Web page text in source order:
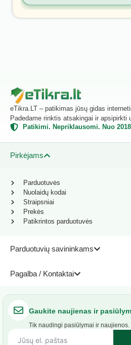
eTikra.LT – patikimas jūsų gidas
Padedame rinktis atsakingai ir apsipirkti
Patikimi. Nepriklausomi. Nuo
Pirkėjams
Parduotuvių savininkams
Pagalba / Kontaktai
Parduotuvės
Nuolaidų kodai
Straipsniai
Prekės
Patikrintos parduotuvės
Gaukite naujienas ir
Tik naudingi pasiūlymai ir naujienos.